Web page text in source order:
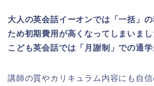
大人の英会話イーオンでは「一括」
ため初期費用が高くなってしまいま
こども英会話では「月謝制」での通学
講師の質やカリキュラム内容にも自